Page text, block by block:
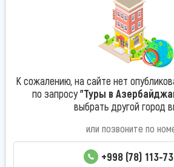
К сожалению, на сайте нет
по запросу"Туры в
выбрать другой город
или позвоните по
+998 (78) 113-